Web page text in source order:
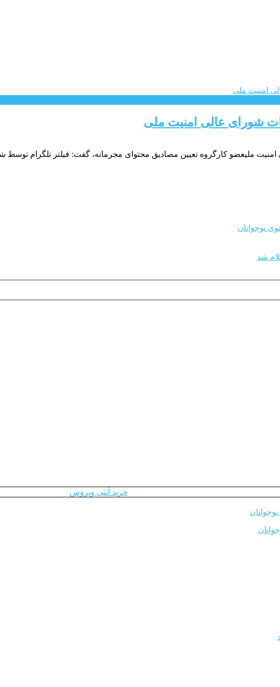
شورای عالی امنیت ملی
امنیت ملیعضو کارگروه تعیین مصادیق محتوای مجرمانه، گفت: فیلتر تلگرام توسط
نوجوانان
شد
خرید آنتی ویروس